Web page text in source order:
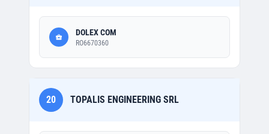
DOLEX COM
RO6670360
20 TOPALIS ENGINEERING SRL